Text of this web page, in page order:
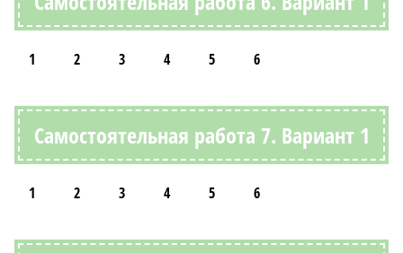
1 2 3 4 5 6
Самостоятельная работа 7. Вариант 1
1 2 3 4 5 6